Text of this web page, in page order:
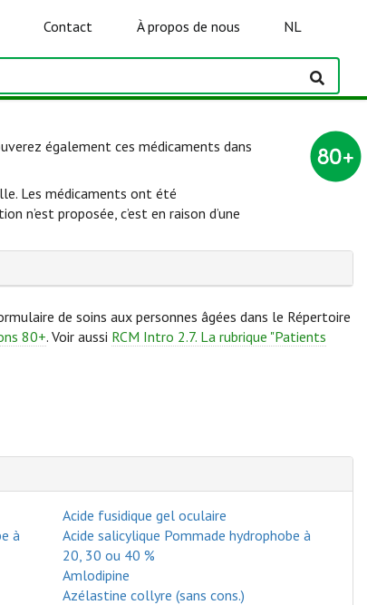
Contact À propos de nous NL
également ces médicaments dans
Les médicaments ont été
n’est proposée, c’est en raison d’une
de soins aux personnes âgées dans le Répertoire
80+. Voir aussi RCM Intro 2.7. La rubrique "Patients
Acide fusidique gel oculaire
à
Acide salicylique Pommade hydrophobe à
20, 30 ou 40 %
Amlodipine
Azélastine collyre (sans cons.)